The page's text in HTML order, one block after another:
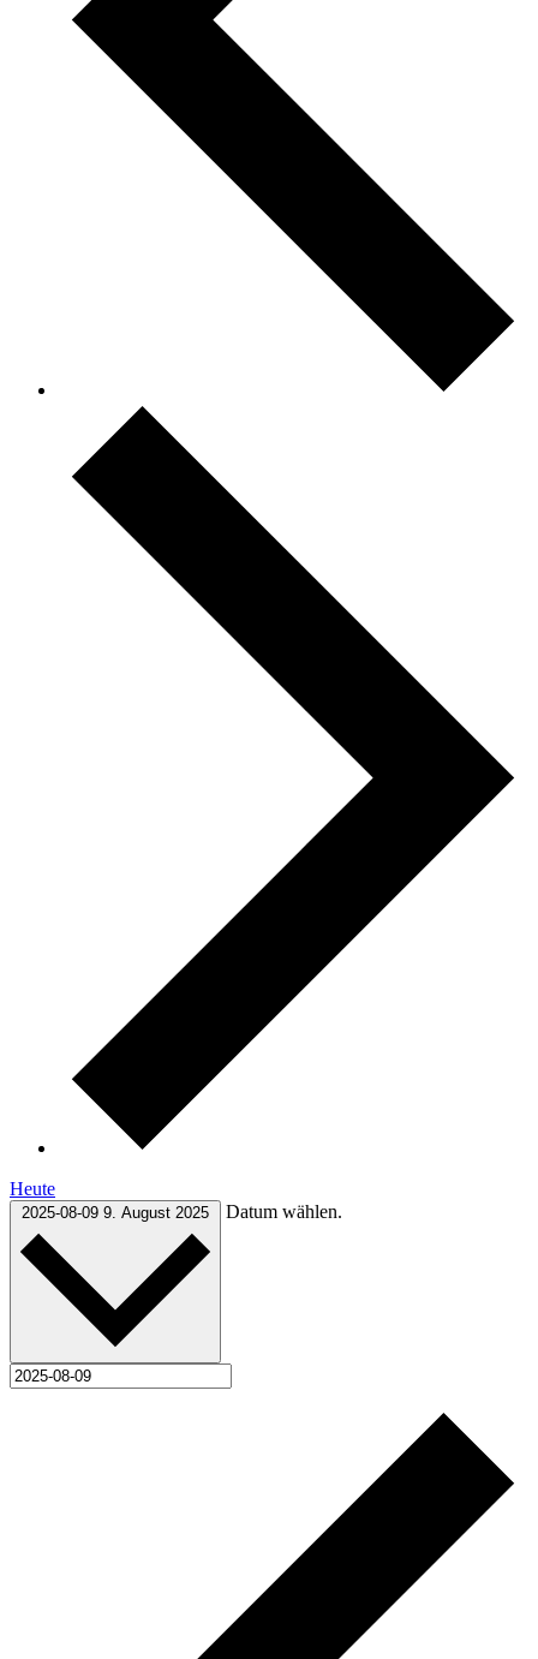
Heute
2025-08-09 9. August 2025 Datum wählen.